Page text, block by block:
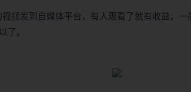
频发到自媒体平台，有人观看了就有收益，
了。